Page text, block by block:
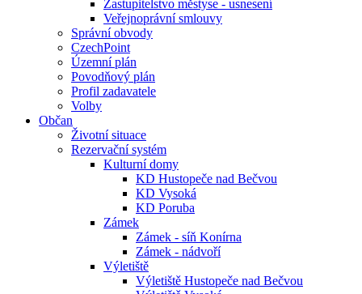
Zastupitelstvo městyse - usnesení
Veřejnoprávní smlouvy
Správní obvody
CzechPoint
Územní plán
Povodňový plán
Profil zadavatele
Volby
Občan
Životní situace
Rezervační systém
Kulturní domy
KD Hustopeče nad Bečvou
KD Vysoká
KD Poruba
Zámek
Zámek - síň Konírna
Zámek - nádvoří
Výletiště
Výletiště Hustopeče nad Bečvou